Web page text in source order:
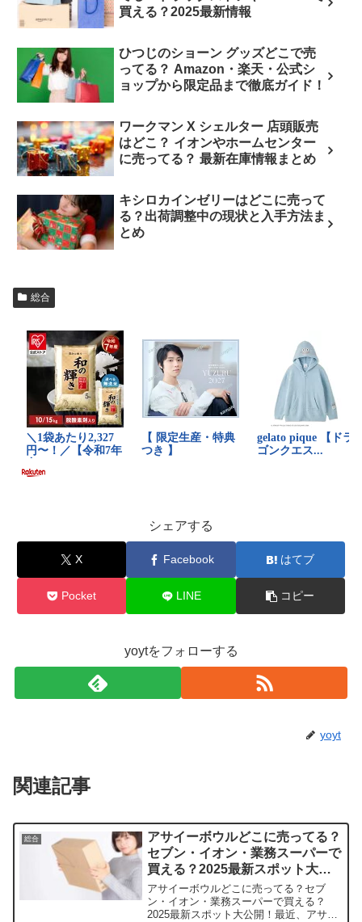
買える？2025最新情報
ひつじのショーン グッズどこで売
ってる？ Amazon・楽天・公式シ
ョップから限定品まで徹底ガイド！
ワークマン X シェルター 店頭販売
はどこ？ イオンやホームセンター
に売ってる？ 最新在庫情報まとめ
キシロカインゼリーはどこに売って
る？出荷調整中の現状と入手方法ま
とめ
総合
シェアする
X Facebook はてブ
Pocket LINE コピー
yoytをフォローする
yoyt
関連記事
総合
アサイーボウルどこに売ってる？
セブン・イオン・業務スーパーで
買える？2025最新スポット大公
開！
アサイーボウルどこに売ってる？セブ
ン・イオン・業務スーパーで買える？
2025最新スポット大公開！最近、アサイ